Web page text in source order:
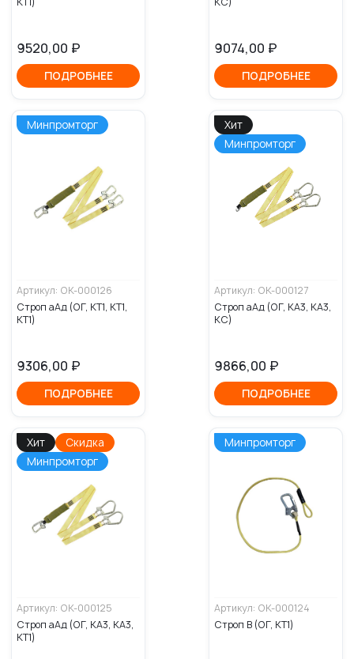
9520,00 ₽
ПОДРОБНЕЕ
9074,00 ₽
ПОДРОБНЕЕ
Минпромторг
Артикул: ОК-000126
Строп аАд (ОГ, КТ1, КТ1,
КТ1)
9306,00 ₽
ПОДРОБНЕЕ
Хит
Минпромторг
Артикул: ОК-000127
Строп аАд (ОГ, КА3, КА3,
КС)
9866,00 ₽
ПОДРОБНЕЕ
Хит
Скидка
Минпромторг
Артикул: ОК-000125
Строп аАд (ОГ, КА3, КА3,
КТ1)
Минпромторг
Артикул: ОК-000124
Строп В (ОГ, КТ1)